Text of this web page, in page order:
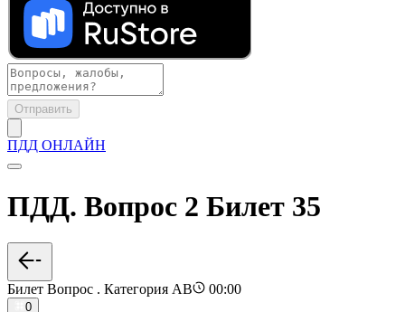
Отправить
ПДД ОНЛАЙН
ПДД. Вопрос 2 Билет 35
Билет Вопрос . Категория AB 00:00
0